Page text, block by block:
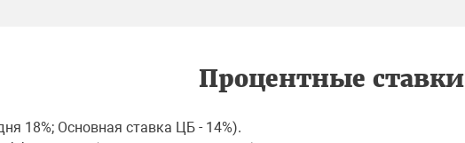
Процентные ставки
18%; Основная ставка ЦБ - 14%).